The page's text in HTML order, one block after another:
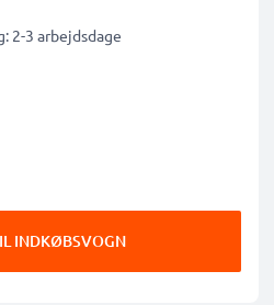
2-3 arbejdsdage
INDKØBSVOGN